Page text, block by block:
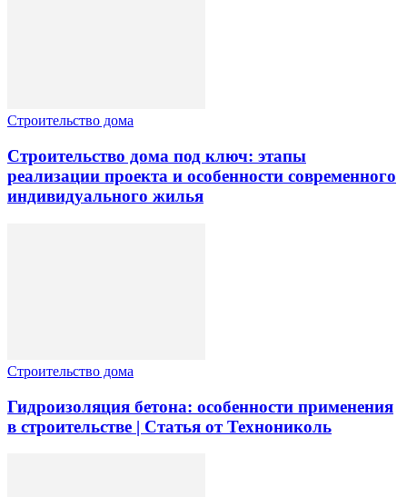
Строительство дома
Строительство дома под ключ: этапы
реализации проекта и особенности современного
индивидуального жилья
Строительство дома
Гидроизоляция бетона: особенности применения
в строительстве | Статья от Технониколь